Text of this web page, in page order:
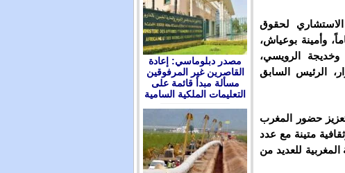
لحقوق
وهو ناشط يساري قضى في المعتقلات 15 عاماً، وأمينة بوعياش،
وخديجة الرويسي،
الرئيس السابق
حضور المغرب
متينة مع عدد
للعديد من
مصدر دبلوماسي: إعادة
القاصرين غير المرفوقين
مسألة مبدأ قائمة على
التعليمات الملكية السامية